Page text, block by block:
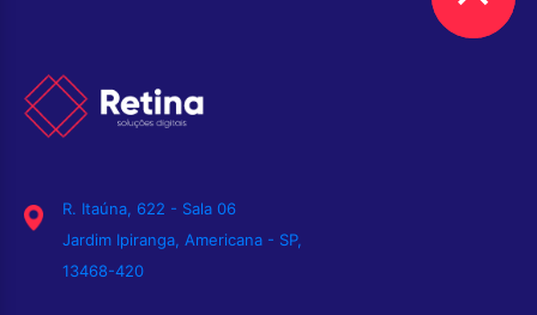
R. Itaúna, 622 - Sala 06
Jardim Ipiranga, Americana - SP,
13468-420